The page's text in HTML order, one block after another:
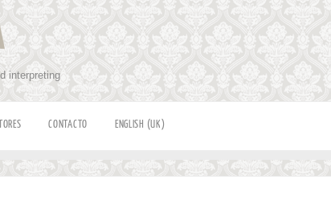
interpreting
CONTACTO ENGLISH (UK)